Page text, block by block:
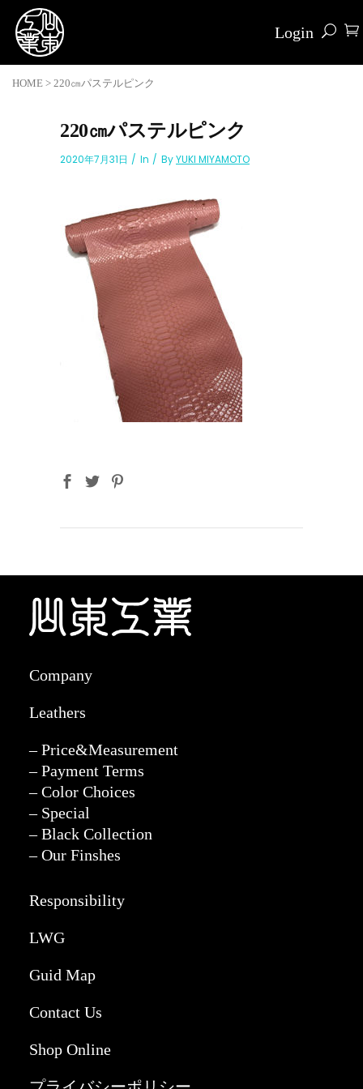
Login
HOME > 220㎝パステルピンク
220㎝パステルピンク
2020年7月31日 In ByYUKI MIYAMOTO
Company
Leathers
– Price&Measurement
– Payment Terms
– Color Choices
– Special
– Black Collection
– Our Finshes
Responsibility
LWG
Guid Map
Contact Us
Shop Online